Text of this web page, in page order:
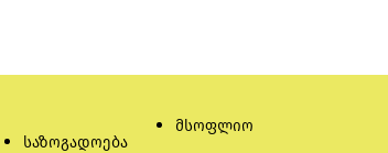
საზოგადოება
მსოფლიო